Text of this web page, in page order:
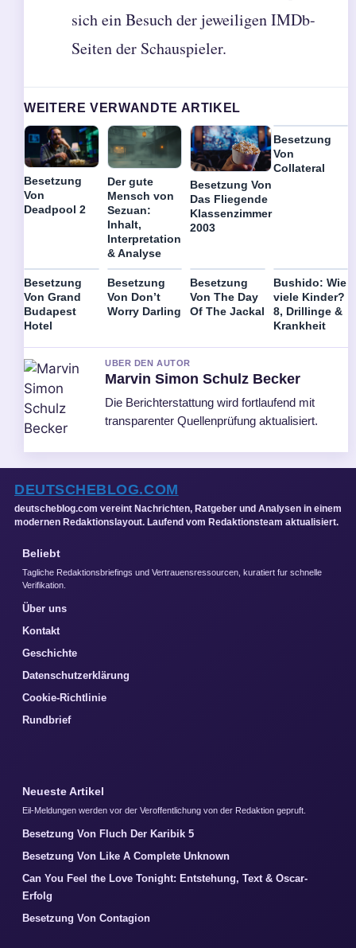
sich ein Besuch der jeweiligen IMDb-
Seiten der Schauspieler.
WEITERE VERWANDTE ARTIKEL
Besetzung
Von
Deadpool 2
Der gute
Mensch von
Sezuan:
Inhalt,
Interpretation
& Analyse
Besetzung Von
Das Fliegende
Klassenzimmer
2003
Besetzung
Von
Collateral
Besetzung
Von Grand
Budapest
Hotel
Besetzung
Von Don’t
Worry Darling
Besetzung
Von The Day
Of The Jackal
Bushido: Wie
viele Kinder?
8, Drillinge &
Krankheit
UBER DEN AUTOR
Marvin Simon Schulz Becker
Die Berichterstattung wird fortlaufend mit
transparenter Quellenprüfung aktualisiert.
DEUTSCHEBLOG.COM
deutscheblog.com vereint Nachrichten, Ratgeber und Analysen in einem
modernen Redaktionslayout. Laufend vom Redaktionsteam aktualisiert.
Beliebt
Tagliche Redaktionsbriefings und Vertrauensressourcen, kuratiert fur schnelle
Verifikation.
Über uns
Kontakt
Geschichte
Datenschutzerklärung
Cookie-Richtlinie
Rundbrief
Neueste Artikel
Eil-Meldungen werden vor der Veroffentlichung von der Redaktion gepruft.
Besetzung Von Fluch Der Karibik 5
Besetzung Von Like A Complete Unknown
Can You Feel the Love Tonight: Entstehung, Text & Oscar-
Erfolg
Besetzung Von Contagion